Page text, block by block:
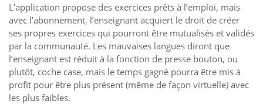
L’application propose des exercices prêts à l’emploi, mais
avec l’abonnement, l’enseignant acquiert le droit de créer
ses propres exercices qui pourront être mutualisés et validés
par la communauté. Les mauvaises langues diront que
l’enseignant est réduit à la fonction de presse bouton, ou
plutôt, coche case, mais le temps gagné pourra être mis à
profit pour être plus présent (même de façon virtuelle) avec
les plus faibles.